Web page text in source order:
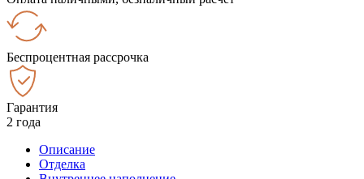
Беспроцентная рассрочка
Гарантия
2 года
Описание
Отделка